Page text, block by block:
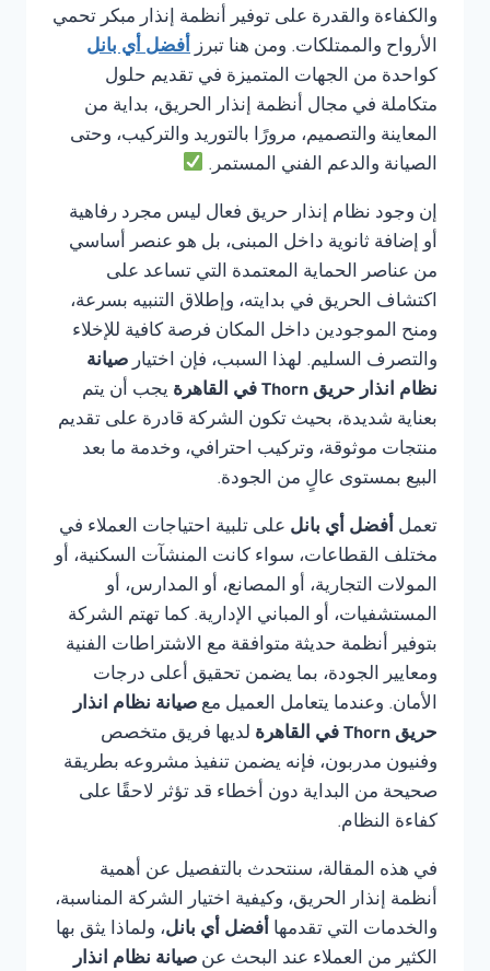
والكفاءة والقدرة على توفير أنظمة إنذار مبكر تحمي
الأرواح والممتلكات. ومن هنا تبرز أفضل أي بانل
كواحدة من الجهات المتميزة في تقديم حلول
متكاملة في مجال أنظمة إنذار الحريق، بداية من
المعاينة والتصميم، مرورًا بالتوريد والتركيب، وحتى
الصيانة والدعم الفني المستمر.
إن وجود نظام إنذار حريق فعال ليس مجرد رفاهية
أو إضافة ثانوية داخل المبنى، بل هو عنصر أساسي
من عناصر الحماية المعتمدة التي تساعد على
اكتشاف الحريق في بدايته، وإطلاق التنبيه بسرعة،
ومنح الموجودين داخل المكان فرصة كافية للإخلاء
والتصرف السليم. لهذا السبب، فإن اختيار صيانة
نظام انذار حريق Thorn في القاهرة
يجب أن يتم
بعناية شديدة، بحيث تكون الشركة قادرة على تقديم
منتجات موثوقة، وتركيب احترافي، وخدمة ما بعد
البيع بمستوى عالٍ من الجودة.
تعمل أفضل أي بانل على تلبية احتياجات العملاء في
مختلف القطاعات، سواء كانت المنشآت السكنية، أو
المولات التجارية، أو المصانع، أو المدارس، أو
المستشفيات، أو المباني الإدارية. كما تهتم الشركة
بتوفير أنظمة حديثة متوافقة مع الاشتراطات الفنية
ومعايير الجودة، بما يضمن تحقيق أعلى درجات
الأمان. وعندما يتعامل العميل مع صيانة نظام انذار
حريق Thorn في القاهرة
لديها فريق متخصص
وفنيون مدربون، فإنه يضمن تنفيذ مشروعه بطريقة
صحيحة من البداية دون أخطاء قد تؤثر لاحقًا على
كفاءة النظام.
في هذه المقالة، سنتحدث بالتفصيل عن أهمية
أنظمة إنذار الحريق، وكيفية اختيار الشركة المناسبة،
والخدمات التي تقدمها أفضل أي بانل، ولماذا يثق بها
الكثير من العملاء عند البحث عن صيانة نظام انذار